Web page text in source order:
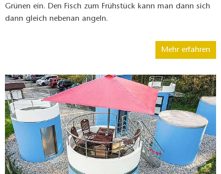
Grünen ein. Den Fisch zum Frühstück kann man dann sich
dann gleich nebenan angeln.
Mehr erfahren